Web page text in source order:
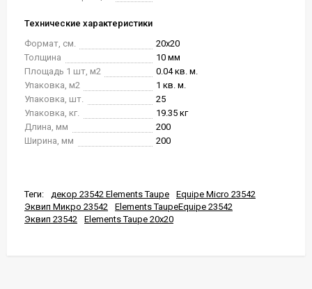
Технические характеристики
Формат, см.
20x20
Толщина
10 мм
Площадь 1 шт, м2
0.04 кв. м.
Упаковка, м2
1 кв. м.
Упаковка, шт.
25
Упаковка, кг.
19.35 кг
Длина, мм
200
Ширина, мм
200
Теги: декор 23542 Elements Taupe
Equipe Micro 23542
Эквип Микро 23542
Elements TaupeEquipe 23542
Эквип 23542
Elements Taupe 20x20